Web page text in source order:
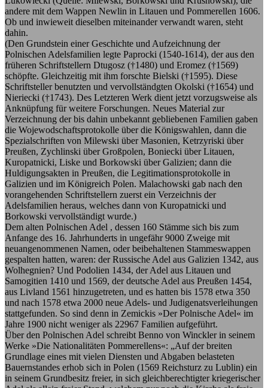
andere mit dem Wappen Newlin in Litauen und Pommerellen 1606.
Ob und inwieweit dieselben miteinander verwandt waren, steht
dahin.
(Den Grundstein einer Geschichte und Aufzeichnung der
Polnischen Adelsfamilien legte Paprocki (1540-1614), der aus den
früheren Schriftstellern Dtugosz (†1480) und Eromez (†1569)
schöpfte. Gleichzeitig mit ihm forschte Bielski (†1595). Diese
Schriftsteller benutzten und vervollständgten Okolski (†1654) und
Nieriecki (†1743). Des Letzteren Werk dient jetzt vorzugsweise als
Anknüpfung für weitere Forschungen. Neues Material zur
Verzeichnung der bis dahin unbekannt gebliebenen Familien gaben
die Wojewodschaftsprotokolle über die Königswahlen, dann die
Spezialschriften von Milewski über Masonien, Ketrzyriski über
Preußen, Zychlinski über Großpolen, Boniecki über Litauen,
Kuropatnicki, Liske und Borkowski über Galizien; dann die
Huldigungsakten in Preußen, die Legitimationsprotokolle in
Galizien und im Königreich Polen. Malachowski gab nach den
vorangehenden Schriftstellern zuerst ein Verzeichnis der
Adelsfamilien heraus, welches dann von Kuropatnicki und
Borkowski vervollständigt wurde.)
Dem alten Polnischen Adel , dessen 160 Stämme sich bis zum
Anfange des 16. Jahrhunderts in ungefähr 9000 Zweige mit
neuangenommenen Namen, oder beibehaltenen Stammeswappen
gespalten hatten, waren: der Russische Adel aus Galizien 1342, aus
Wolhegnien? Und Podolien 1434, der Adel aus Litauen und
Samogitien 1410 und 1569, der deutsche Adel aus Preußen 1454,
aus Livland 1561 hinzugetreten, und es hatten bis 1578 etwa 350
und nach 1578 etwa 2000 neue Adels- und Judigenatsverleihungen
stattgefunden. So sind denn in Zemickis »Der Polnische Adel« im
Jahre 1900 nicht weniger als 22967 Familien aufgeführt.
Über den Polnischen Adel schreibt Benno von Winckler in seinem
Werke ­»Die Nationalitäten Pommerellens«: „Auf der breiten
Grundlage eines mit vielen Diensten und Abgaben belasteten
Bauernstandes erhob sich in Polen (1569 Reichsturz zu Lublin) ein
in seinem Grundbesitz freier, in sich gleichberechtigter kriegerischer